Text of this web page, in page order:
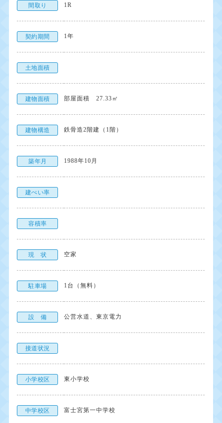
間取り 1R
契約期間 1年
土地面積
建物面積 部屋面積 27.33㎡
建物構造 鉄骨造2階建（1階）
築年月 1988年10月
建ぺい率
容積率
現 状 空家
駐車場 1台（無料）
設 備 公営水道、東京電力
接道状況
小学校区 東小学校
中学校区 富士宮第一中学校